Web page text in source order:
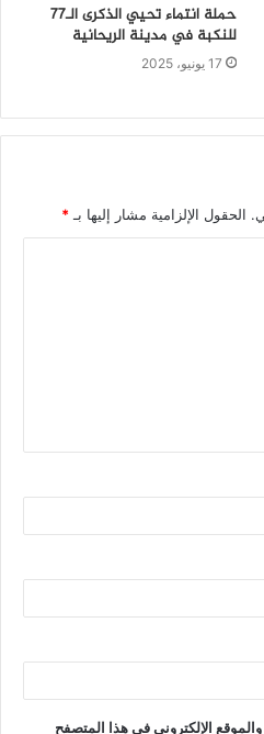
حملة انتماء تحيي الذكرى الـ77
للنكبة في مدينة الريحانية
17 يونيو، 2025
الحقول الإلزامية مشار إليها بـ *
الإلكتروني في هذا المتصفح